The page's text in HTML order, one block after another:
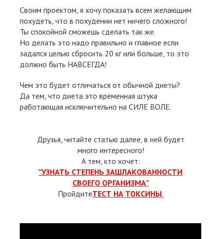
Своим проектом, я хочу показать всем желающим
похудеть, что в похудении нет ничего сложного!
Ты спокойной сможешь сделать так же.
Но делать это надо правильно и главное если
задался целью сбросить 20 кг или больше, то это
должно быть НАВСЕГДА!
Чем это будет отличаться от обычной диеты?
Да тем, что диета это временная штука
работающая исключительно на СИЛЕ ВОЛЕ.
Друзья, читайте статью далее, в ней будет
много интересного!
А тем, кто хочет:
"УЗНАТЬ СТЕПЕНЬ ЗАШЛАКОВАННОСТИ
СВОЕГО ОРГАНИЗМА"
ПройдитеТЕСТ НА ТОКСИНЫ.